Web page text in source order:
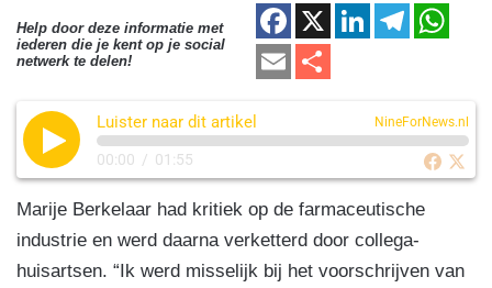
Help door deze informatie met
iederen die je kent op je social
netwerk te delen!
F
a
c
e
o
o
k
X
Li
e
n
T
gr
a
m
s
A
E
aile
Luister naar dit artikel NineForNews.nl
00:00 / 01:55
Marije Berkelaar had kritiek op de farmaceutische
industrie en werd daarna verketterd door collega-
huisartsen. “Ik werd misselijk bij het voorschrijven van